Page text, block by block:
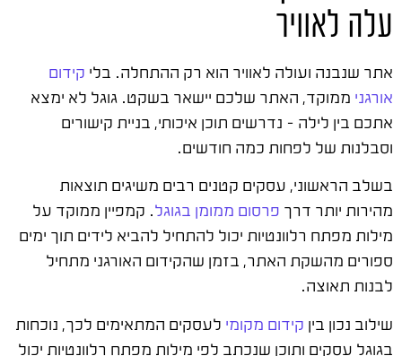
עלה לאוויר
אתר שנבנה ועולה לאוויר הוא רק ההתחלה. בלי קידום
אורגני ממוקד, האתר שלכם יישאר בשקט. גוגל לא ימצא
אתכם בין לילה – נדרשים תוכן איכותי, בניית קישורים
וסבלנות של לפחות כמה חודשים.
בשלב הראשוני, עסקים קטנים רבים משיגים תוצאות
מהירות יותר דרך פרסום ממומן בגוגל. קמפיין ממוקד על
מילות מפתח רלוונטיות יכול להתחיל להביא לידים תוך ימים
ספורים מהשקת האתר, בזמן שהקידום האורגני מתחיל
לבנות תאוצה.
שילוב נכון בין קידום מקומי לעסקים המתאימים לכך, נוכחות
בגוגל עסקים ותוכן שנכתב לפי מילות מפתח רלוונטיות יכול